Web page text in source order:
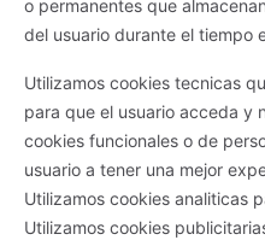
o permanentes que
del usuario durante el tiempo
Utilizamos cookies tecnicas
para que el usuario acceda y
cookies funcionales o de
usuario a tener una mejor
Utilizamos cookies analiticas
Utilizamos cookies